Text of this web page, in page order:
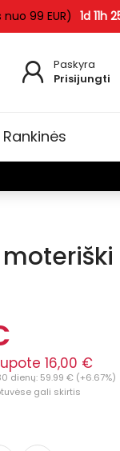
99 EUR) 1d 11h
Paskyra
Prisijungti
Rankinės
16,00 €
dienų: 59.99 € (+6.67%)
gali skirtis